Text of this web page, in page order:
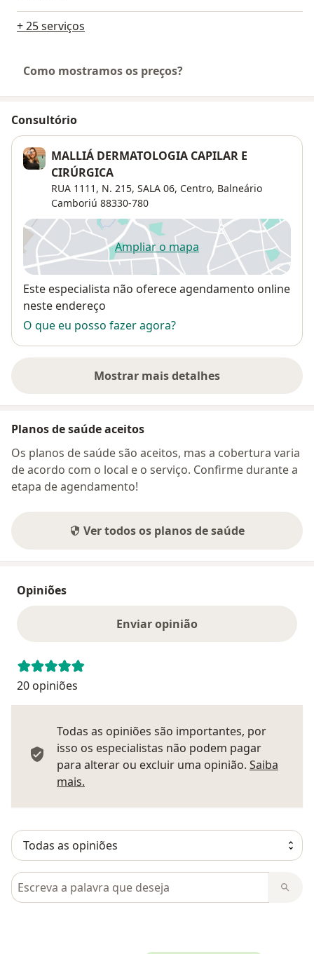
+ 25 serviços
Como mostramos os preços?
Consultório
MALLIÁ DERMATOLOGIA CAPILAR E
CIRÚRGICA
RUA 1111, N. 215, SALA 06, Centro, Balneário
Camboriú 88330-780
Ampliar o mapaabre num novo separador
Disponibilidade
Este especialista não oferece agendamento online
neste endereço
O que eu posso fazer agora?
Mostrar mais detalhes
sobre o endereço
Planos de saúde aceitos
Os planos de saúde são aceitos, mas a cobertura varia
de acordo com o local e o serviço. Confirme durante a
etapa de agendamento!
Ver todos os planos de saúde
Opiniões
Enviar opinião
20 opiniões
Todas as opiniões são importantes, por
isso os especialistas não podem pagar
para alterar ou excluir uma opinião. Saiba
mais.
Pesquisar em opiniões